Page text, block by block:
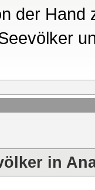
der Hand
in